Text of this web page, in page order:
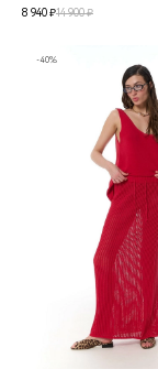
8 940 ₽14 900 ₽
-40%